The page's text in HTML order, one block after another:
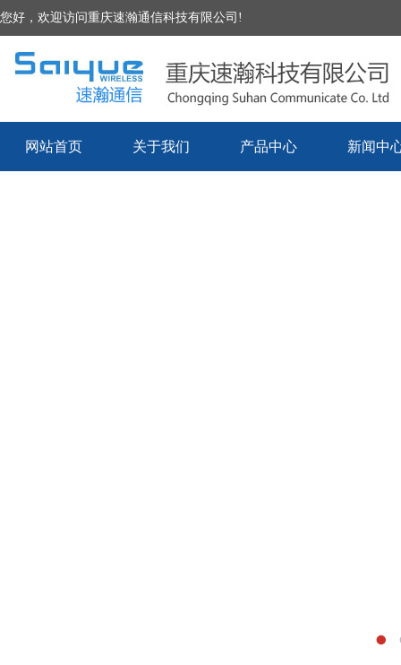
您好，欢迎访问重庆速瀚通信科技有限公司!
网站首页 关于我们 产品中心 新闻中